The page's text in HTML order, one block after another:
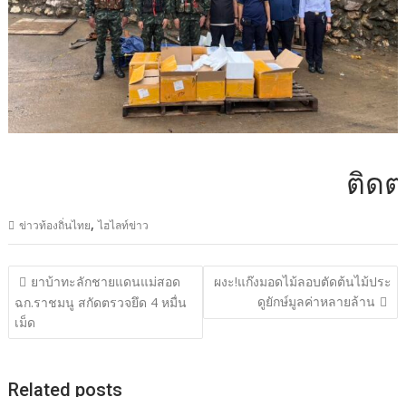
ติดต่อโฆ
ข่าวท้องถิ่นไทย,ไฮไลท์ข่าว
แนะแนว
เรื่อง
ยาบ้าทะลักชายแดนแม่สอด
ฉก.ราชมนู สกัดตรวจยึด 4 หมื่น
เม็ด
ผงะ!แก๊งมอดไม้ลอบตัดต้นไม้ประ
ดูยักษ์มูลค่าหลายล้าน
Related posts